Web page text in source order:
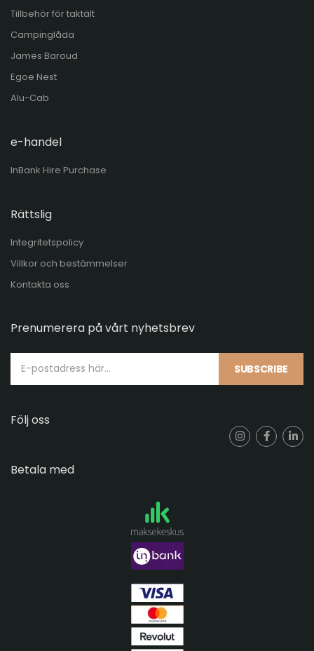
Tillbehör för taktält
Campinglåda
James Baroud
Egoe Nest
Alu-Cab
e-handel
InBank Hire Purchase
Rättslig
Integritetspolicy
Villkor och bestämmelser
Kontakta oss
Prenumerera på vårt nyhetsbrev
SUBSCRIBE
Följ oss
Betala med